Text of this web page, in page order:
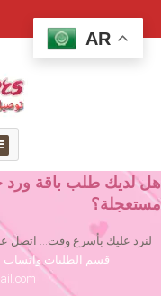
هل لديك طلب باقة ورد
مستعجلة؟
لنرد عليك بأسرع وقت... اتصل
قسم الطلبات واتساب
AR